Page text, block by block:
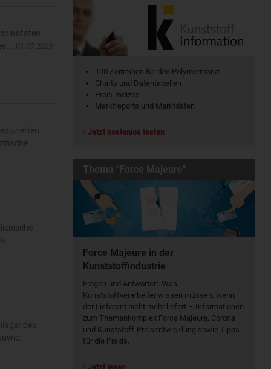
des
100 Zeitreihen für den Polymermarkt
Charts und Datentabellen
Preis-Indizes
Marktreports und Marktdaten
Jetzt kostenlos testen
Thema "Force Majeure"
Force Majeure in der
Kunststoffindustrie
Fragen und Antworten: Was
Kunst­stoff­verarbeiter wissen müssen, wenn
der Lieferant nicht mehr liefert – Informationen
zum Themenkomplex Force Majeure, Corona
und Kunststoff-Preisentwicklung sowie Tipps
für die Praxis.
Jetzt lesen